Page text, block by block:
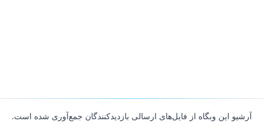
آرشیو این وبگاه از فایل‌های ارسالی بازدیدکنندگان جمع‌آوری شده است.